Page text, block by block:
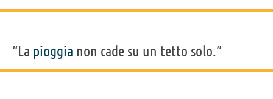
“La pioggia non cade su un tetto solo.”